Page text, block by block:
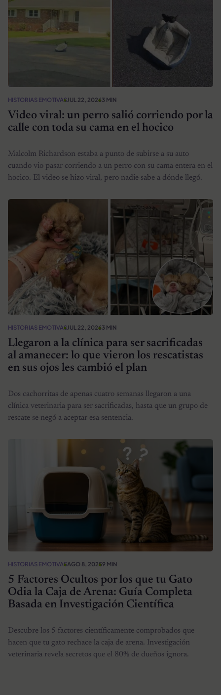
HISTORIAS EMOTIVASJUL 22, 20263 MIN
Video viral: un perro salió corriendo por la
calle con toda su cama en el hocico
Malcolm Richardson estaba a punto de subirse a su auto
cuando vio pasar corriendo a un perro con su cama entera en el
hocico. El video se hizo viral, pero nadie sabe a dónde llegó.
HISTORIAS EMOTIVASJUL 22, 20263 MIN
Llegaron a la clínica para ser sacrificadas
al amanecer: lo que vieron los rescatistas
en sus ojos les cambió el plan
Dos cachorritas de apenas cuatro semanas llegaron a una
clínica veterinaria para ser sacrificadas, hasta que un grupo de
rescate se negó a aceptar esa sentencia.
HISTORIAS EMOTIVASAGO 8, 20259 MIN
5 Factores Ocultos por los que tu Gato
Odia la Caja de Arena: Guía Completa
Basada en Investigación Científica
Descubre los 5 factores científicamente comprobados que
hacen que tu gato rechace la caja de arena. Investigación
veterinaria revela secretos que el 80% de dueños ignora.